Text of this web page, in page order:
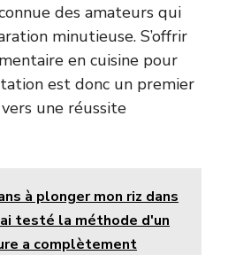
des amateurs qui
minutieuse. S’offrir
en cuisine pour
est donc un premier
une réussite
à plonger mon riz dans
testé la méthode d'un
a complètement